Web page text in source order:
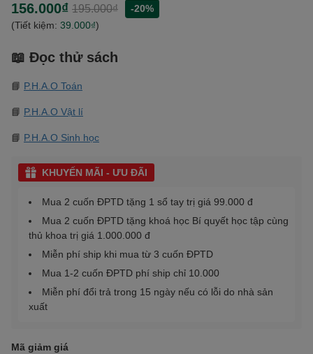
156.000₫ 195.000₫
-20%
(Tiết kiệm: 39.000₫)
📖 Đọc thử sách
📘 P.H.A.O Toán
📘 P.H.A.O Vật lí
📘 P.H.A.O Sinh học
KHUYẾN MÃI - ƯU ĐÃI
Mua 2 cuốn ĐPTD tặng 1 sổ tay trị giá 99.000 đ
Mua 2 cuốn ĐPTD tặng khoá học Bí quyết học tập cùng
thủ khoa trị giá 1.000.000 đ
Miễn phí ship khi mua từ 3 cuốn ĐPTD
Mua 1-2 cuốn ĐPTD phí ship chỉ 10.000
Miễn phí đổi trả trong 15 ngày nếu có lỗi do nhà sản
xuất
Mã giảm giá